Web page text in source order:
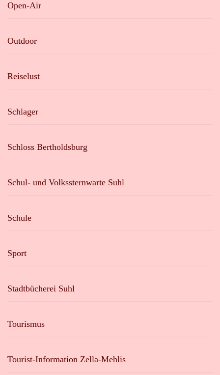
Open-Air
Outdoor
Reiselust
Schlager
Schloss Bertholdsburg
Schul- und Volkssternwarte Suhl
Schule
Sport
Stadtbücherei Suhl
Tourismus
Tourist-Information Zella-Mehlis